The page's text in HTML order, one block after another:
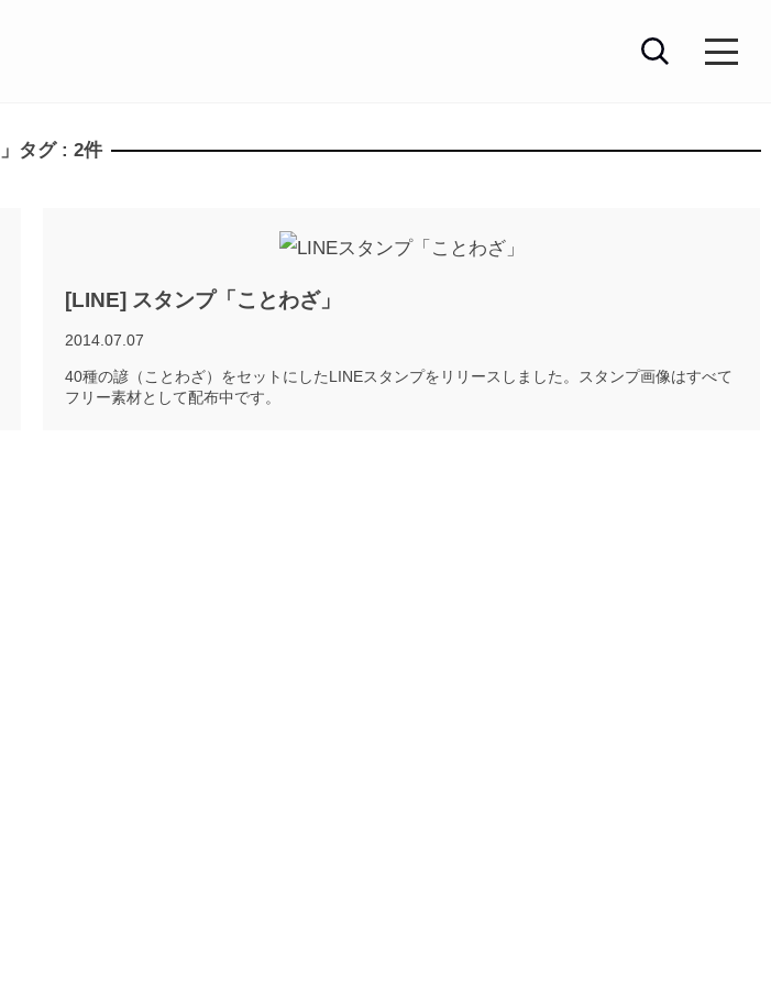
」タグ : 2件
[LINE] スタンプ「ことわざ」
2014.07.07
40種の諺（ことわざ）をセットにしたLINEスタンプをリリースしました。スタンプ画像はすべて
フリー素材として配布中です。